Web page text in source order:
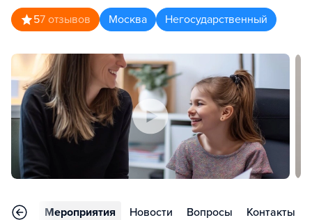
57 отзывов Москва Негосударственный
Мероприятия Новости Вопросы Контакты